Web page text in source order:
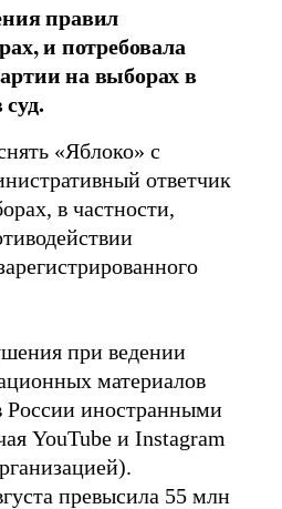
правил
и потребовала
на выборах в
«Яблоко» с
ответчик
в частности,
при ведении
материалов
России иностранными
YouTube и Instagram
превысила 55 млн